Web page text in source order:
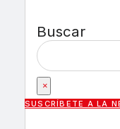
Buscar
×
SUSCRÍBETE A LA